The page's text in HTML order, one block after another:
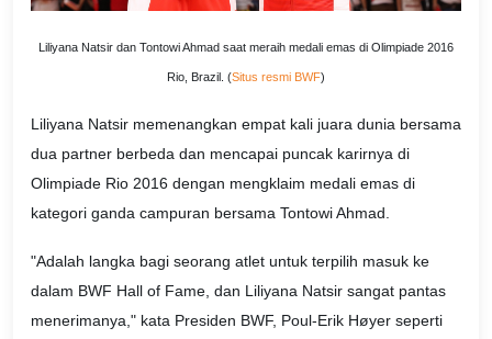
Liliyana Natsir dan Tontowi Ahmad saat meraih medali emas di Olimpiade 2016
Rio, Brazil. (Situs resmi BWF)
Liliyana Natsir memenangkan empat kali juara dunia bersama
dua partner berbeda dan mencapai puncak karirnya di
Olimpiade Rio 2016 dengan mengklaim medali emas di
kategori ganda campuran bersama Tontowi Ahmad.
"Adalah langka bagi seorang atlet untuk terpilih masuk ke
dalam BWF Hall of Fame, dan Liliyana Natsir sangat pantas
menerimanya," kata Presiden BWF, Poul-Erik Høyer seperti